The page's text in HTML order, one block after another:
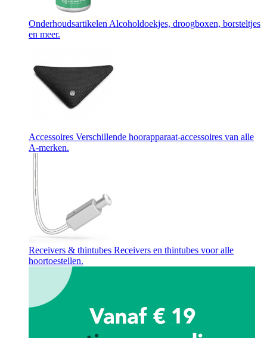
Onderhoudsartikelen Alcoholdoekjes, droogboxen, borsteltjes
en meer.
Accessoires Verschillende hoorapparaat-accessoires van alle
A-merken.
Receivers & thintubes Receivers en thintubes voor alle
hoortoestellen.